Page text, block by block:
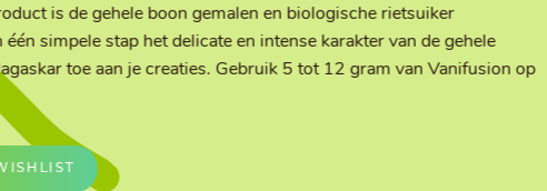
is de gehele boon gemalen en biologische rietsuiker
één simpele stap het delicate en intense karakter van de gehele
toe aan je creaties. Gebruik 5 tot 12 gram van Vanifusion op